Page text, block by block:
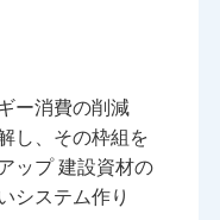
ー消費の削減
し、その枠組を
ップ 建設資材の
システム作り